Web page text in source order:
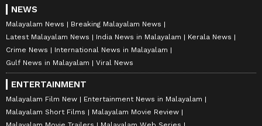
NEWS
Malayalam News
Breaking Malayalam News
Latest Malayalam News
India News in Malayalam
Kerala News
Crime News
International News in Malayalam
Gulf News in Malayalam
Viral News
ENTERTAINMENT
Malayalam Film New
Entertainment News in Malayalam
Malayalam Short Films
Malayalam Movie Review